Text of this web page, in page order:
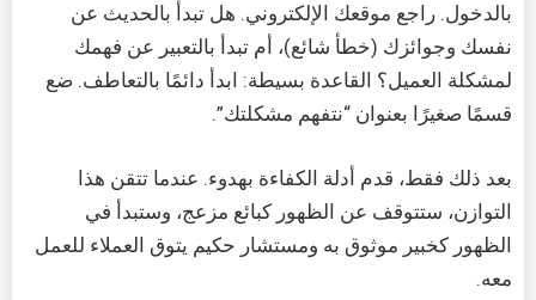
بالدخول. راجع موقعك الإلكتروني. هل تبدأ بالحديث عن
نفسك وجوائزك (خطأ شائع)، أم تبدأ بالتعبير عن فهمك
لمشكلة العميل؟ القاعدة بسيطة: ابدأ دائمًا بالتعاطف. ضع
قسمًا صغيرًا بعنوان “نتفهم مشكلتك”.
بعد ذلك فقط، قدم أدلة الكفاءة بهدوء. عندما تتقن هذا
التوازن، ستتوقف عن الظهور كبائع مزعج، وستبدأ في
الظهور كخبير موثوق به ومستشار حكيم يتوق العملاء للعمل
معه.